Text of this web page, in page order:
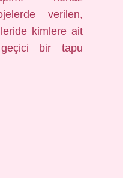
verilen,
kimlere ait
geçici bir tapu